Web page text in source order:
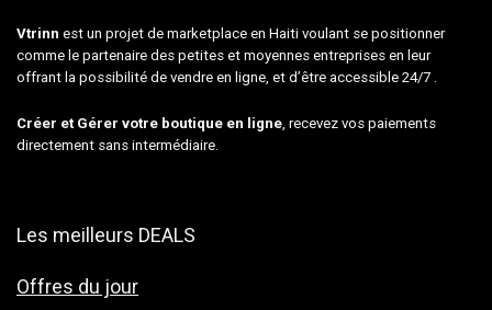
Vtrinn est un projet de marketplace en Haiti voulant se positionner
comme le partenaire des petites et moyennes entreprises en leur
offrant la possibilité de vendre en ligne, et d’être accessible 24/7 .
Créer et Gérer votre boutique en ligne , recevez vos paiements
directement sans intermédiaire.
Les meilleurs DEALS
Offres du jour